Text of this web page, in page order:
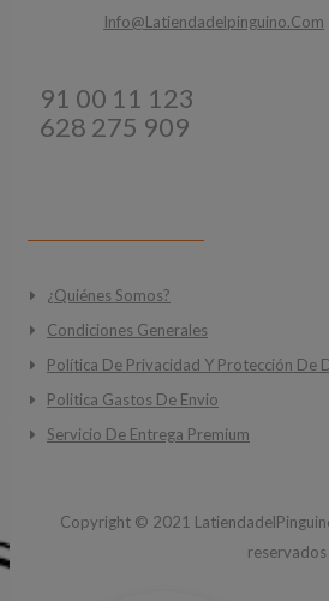
Info@latiendadelpinguino.com
91 00 11 123
628 275 909
¿Quiénes Somos?
Condiciones Generales
Política De Privacidad Y Protección De
Politica Gastos De Envio
Servicio De Entrega Premium
Copyright © 2021
reservados